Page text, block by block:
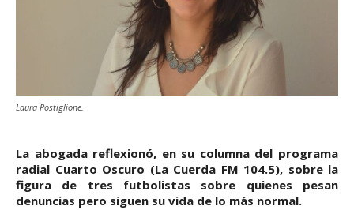
Laura Postiglione.
La abogada reflexionó, en su columna del programa
radial Cuarto Oscuro (La Cuerda FM 104.5), sobre la
figura de tres futbolistas sobre quienes pesan
denuncias pero siguen su vida de lo más normal.